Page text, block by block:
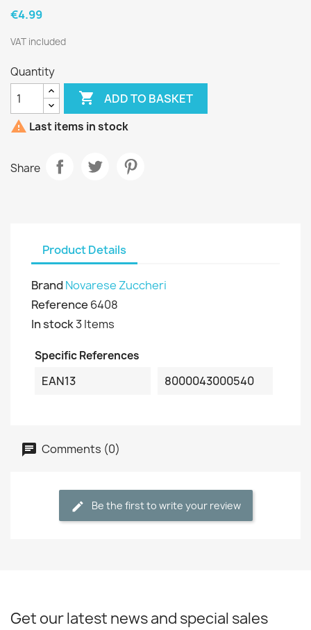
€4.99
VAT included
Quantity
 ADD TO BASKET
 Last items in stock
Share
Product Details
Brand Novarese Zuccheri
Reference 6408
In stock3 Items
Specific References
EAN13 8000043000540
Comments (0)
Be the first to write your review
Get our latest news and special sales